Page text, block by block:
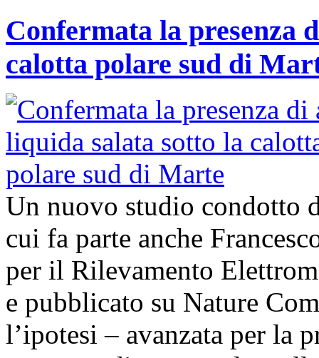
Confermata la presenza
calotta polare sud di
Un nuovo studio condotto
cui fa parte anche
per il Rilevamento
e pubblicato su Nature
l’ipotesi – avanzata per la